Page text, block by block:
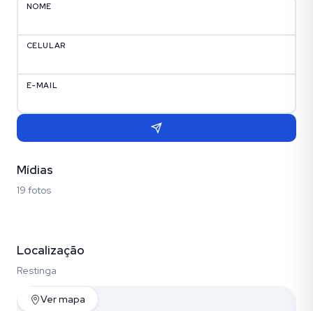
NOME
CELULAR
E-MAIL
Mídias
19 fotos
Localização
Restinga
Ver mapa